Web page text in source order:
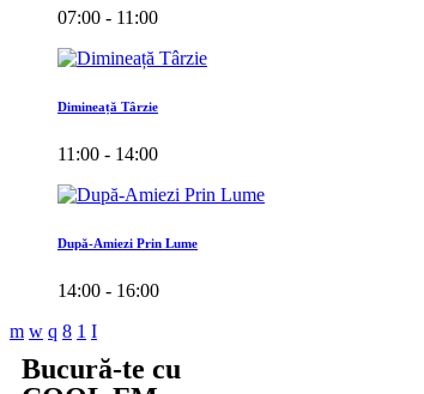
07:00 - 11:00
Dimineață Târzie
11:00 - 14:00
După-Amiezi Prin Lume
14:00 - 16:00
Bucură-te cu